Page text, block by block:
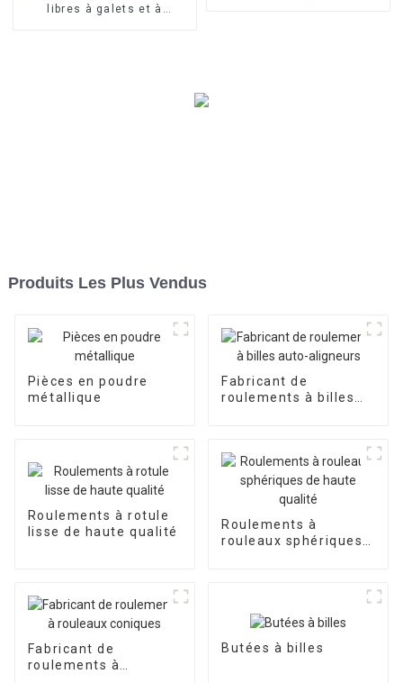
libres à galets et à
Produits Les Plus Vendus
Pièces en poudre
métallique
Fabricant de
roulements à billes
Roulements à rotule
lisse de haute qualité
Roulements à
rouleaux sphériques
Fabricant de
roulements à
Butées à billes